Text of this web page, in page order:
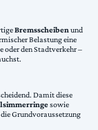
Bremsscheiben und
Belastung eine
oder den Stadtverkehr –
Damit diese
sowie
Grundvoraussetzung